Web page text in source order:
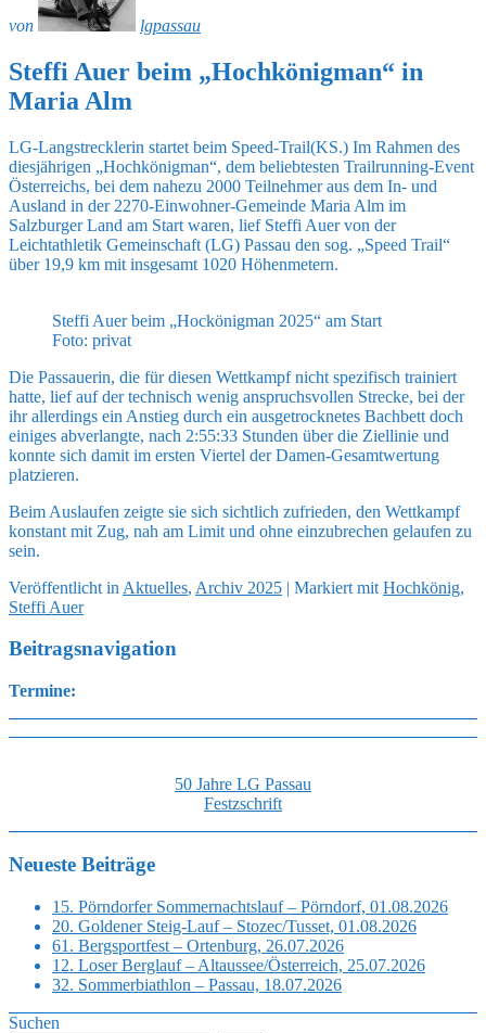
von lgpassau
Steffi Auer beim „Hochkönigman“ in
Maria Alm
LG-Langstrecklerin startet beim Speed-Trail(KS.) Im Rahmen des
diesjährigen „Hochkönigman“, dem beliebtesten Trailrunning-Event
Österreichs, bei dem nahezu 2000 Teilnehmer aus dem In- und
Ausland in der 2270-Einwohner-Gemeinde Maria Alm im
Salzburger Land am Start waren, lief Steffi Auer von der
Leichtathletik Gemeinschaft (LG) Passau den sog. „Speed Trail“
über 19,9 km mit insgesamt 1020 Höhenmetern.
Steffi Auer beim „Hockönigman 2025“ am Start
Foto: privat
Die Passauerin, die für diesen Wettkampf nicht spezifisch trainiert
hatte, lief auf der technisch wenig anspruchsvollen Strecke, bei der
ihr allerdings ein Anstieg durch ein ausgetrocknetes Bachbett doch
einiges abverlangte, nach 2:55:33 Stunden über die Ziellinie und
konnte sich damit im ersten Viertel der Damen-Gesamtwertung
platzieren.
Beim Auslaufen zeigte sie sich sichtlich zufrieden, den Wettkampf
konstant mit Zug, nah am Limit und ohne einzubrechen gelaufen zu
sein.
Veröffentlicht in Aktuelles, Archiv 2025 | Markiert mit Hochkönig,
Steffi Auer
Beitragsnavigation
Termine:
50 Jahre LG Passau
Festzschrift
Neueste Beiträge
15. Pörndorfer Sommernachtslauf – Pörndorf, 01.08.2026
20. Goldener Steig-Lauf – Stozec/Tusset, 01.08.2026
61. Bergsportfest – Ortenburg, 26.07.2026
12. Loser Berglauf – Altaussee/Österreich, 25.07.2026
32. Sommerbiathlon – Passau, 18.07.2026
Suchen